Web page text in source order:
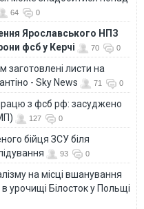
64 0
Ярославського НПЗ
фсб у Керчі
70 0
листи на
- Sky News
71 0
з фсб рф: засуджено
127 0
бійця ЗСУ біля
93 0
на місці вшанування
в урочищі Білосток у Польщі